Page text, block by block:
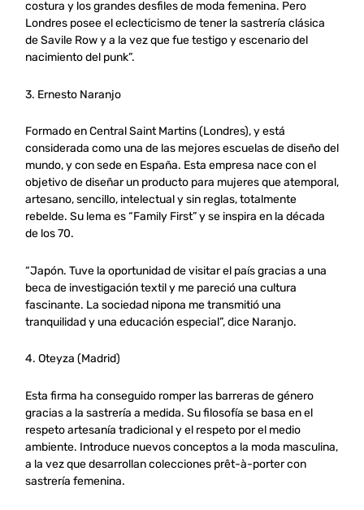
costura y los grandes desfiles de moda femenina. Pero
Londres posee el eclecticismo de tener la sastrería clásica
de Savile Row y a la vez que fue testigo y escenario del
nacimiento del punk”.
3. Ernesto Naranjo
Formado en Central Saint Martins (Londres), y está
considerada como una de las mejores escuelas de diseño del
mundo, y con sede en España. Esta empresa nace con el
objetivo de diseñar un producto para mujeres que atemporal,
artesano, sencillo, intelectual y sin reglas, totalmente
rebelde. Su lema es “Family First” y se inspira en la década
de los 70.
“Japón. Tuve la oportunidad de visitar el país gracias a una
beca de investigación textil y me pareció una cultura
fascinante. La sociedad nipona me transmitió una
tranquilidad y una educación especial”, dice Naranjo.
4. Oteyza (Madrid)
Esta firma ha conseguido romper las barreras de género
gracias a la sastrería a medida. Su filosofía se basa en el
respeto artesanía tradicional y el respeto por el medio
ambiente. Introduce nuevos conceptos a la moda masculina,
a la vez que desarrollan colecciones prêt-à-porter con
sastrería femenina.